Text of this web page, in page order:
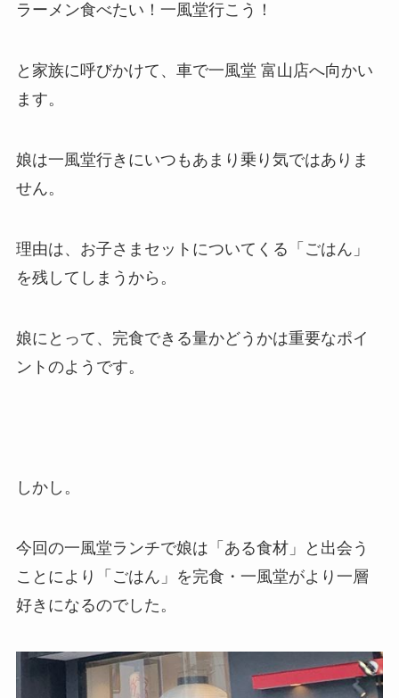
ラーメン食べたい！一風堂行こう！
と家族に呼びかけて、車で一風堂 富山店へ向かい
ます。
娘は一風堂行きにいつもあまり乗り気ではありま
せん。
理由は、お子さまセットについてくる「ごはん」
を残してしまうから。
娘にとって、完食できる量かどうかは重要なポイ
ントのようです。
しかし。
今回の一風堂ランチで娘は「ある食材」と出会う
ことにより「ごはん」を完食・一風堂がより一層
好きになるのでした。